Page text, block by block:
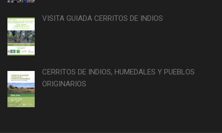
VISITA GUIADA CERRITOS DE INDIOS
CERRITOS DE INDIOS, HUMEDALES Y PUEBLOS
ORIGINARIOS